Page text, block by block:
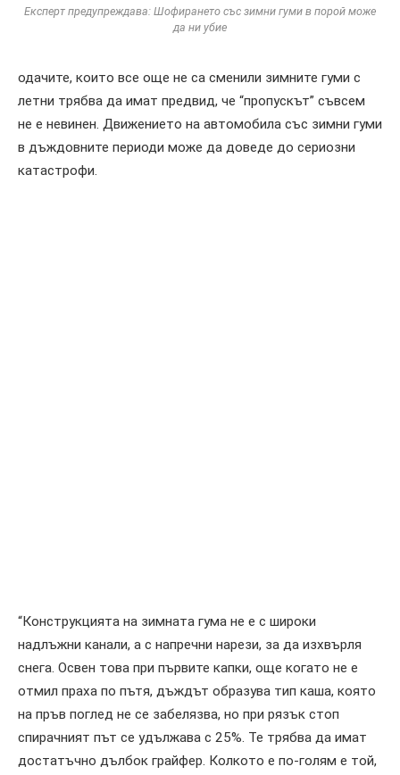
Експерт предупреждава: Шофирането със зимни гуми в порой може
да ни убие
одачите, които все още не са сменили зимните гуми с
летни трябва да имат предвид, че “пропускът” съвсем
не е невинен. Движението на автомобила със зимни гуми
в дъждовните периоди може да доведе до сериозни
катастрофи.
“Конструкцията на зимната гума не е с широки
надлъжни канали, а с напречни нарези, за да изхвърля
снега. Освен това при първите капки, още когато не е
отмил праха по пътя, дъждът образува тип каша, която
на пръв поглед не се забелязва, но при рязък стоп
спирачният път се удължава с 25%. Те трябва да имат
достатъчно дълбок грайфер. Колкото е по-голям е той,